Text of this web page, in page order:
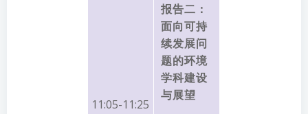
11:05-11:25
报告二：
面向可持
续发展问
题的环境
学科建设
与展望